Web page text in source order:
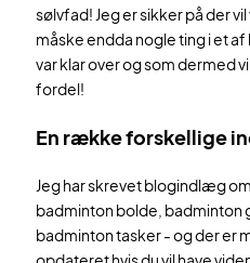
sølvfad! Jeg er sikker på der
måske endda nogle ting i et
var klar over og som dermed
fordel!
En række forskellige
Jeg har skrevet blogindlæg
badminton bolde, badminton
badminton tasker - og der er